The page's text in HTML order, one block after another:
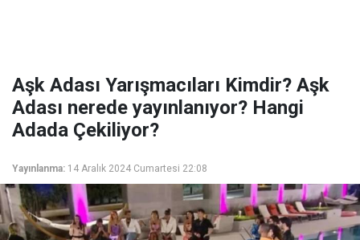
Aşk Adası Yarışmacıları Kimdir? Aşk
Adası nerede yayınlanıyor? Hangi
Adada Çekiliyor?
Yayınlanma: 14 Aralık 2024 Cumartesi 22:08